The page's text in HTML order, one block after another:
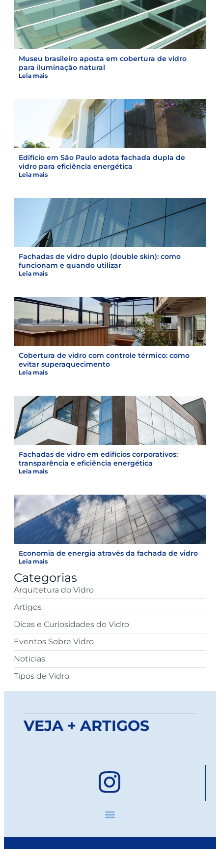
Museu brasileiro aposta em cobertura de vidro
para iluminação natural
Leia mais
Edifício em São Paulo adota fachada dupla de
vidro para eficiência energética
Leia mais
Fachadas de vidro duplo (double skin): como
funcionam e quando utilizar
Leia mais
Cobertura de vidro com controle térmico: como
evitar superaquecimento
Leia mais
Fachadas de vidro em edifícios corporativos:
transparência e eficiência energética
Leia mais
Economia de energia através da fachada de vidro
Leia mais
Categorias
Arquitetura do Vidro
Artigos
Dicas e Curiosidades do Vidro
Eventos Sobre Vidro
Notícias
Tipos de Vidro
VEJA + ARTIGOS